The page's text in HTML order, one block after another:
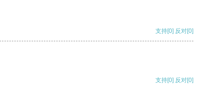
支持[0] 反对[0]
支持[0] 反对[0]